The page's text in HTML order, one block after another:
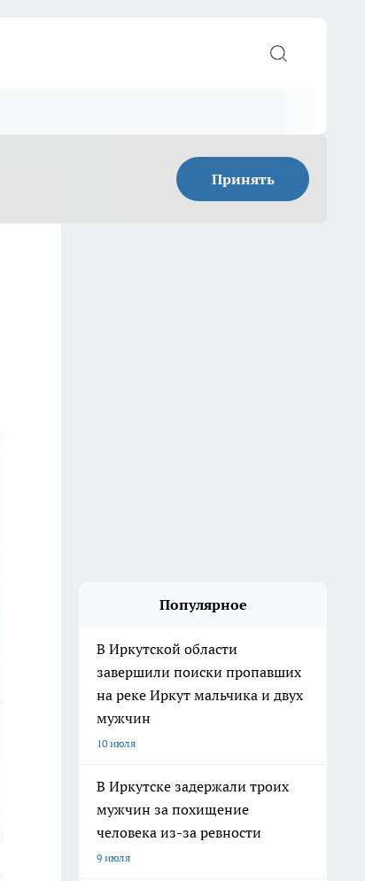
Принять
Популярное
В Иркутской области
завершили поиски пропавших
на реке Иркут мальчика и двух
мужчин
10 июля
В Иркутске задержали троих
мужчин за похищение
человека из-за ревности
9 июля